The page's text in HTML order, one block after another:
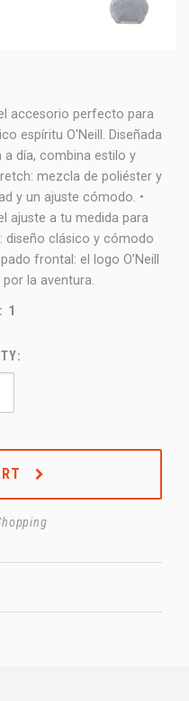
accesorio perfecto para
espíritu O'Neill. Diseñada
día, combina estilo y
mezcla de poliéster y
y un ajuste cómodo. •
ajuste a tu medida para
diseño clásico y cómodo
frontal: el logo O’Neill
la aventura.
1